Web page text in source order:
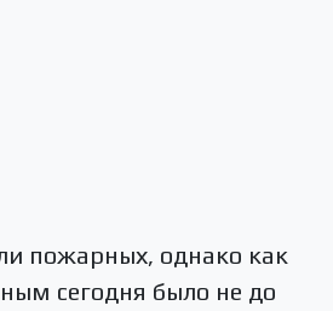
пожарных, однако как
сегодня было не до